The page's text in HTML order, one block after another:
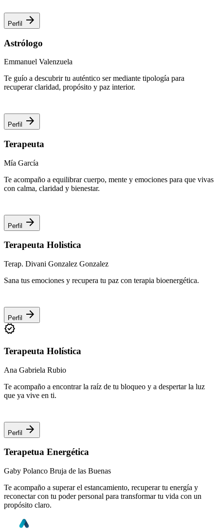
Perfil arrow_forward
Astrólogo
Emmanuel Valenzuela
Te guío a descubrir tu auténtico ser mediante tipología para
recuperar claridad, propósito y paz interior.
Perfil arrow_forward
Terapeuta
Mía García
Te acompaño a equilibrar cuerpo, mente y emociones para que vivas
con calma, claridad y bienestar.
Perfil arrow_forward
Terapeuta Holistica
Terap. Divani Gonzalez Gonzalez
Sana tus emociones y recupera tu paz con terapia bioenergética.
Perfil
arrow_forward
verified
Terapeuta Holística
Ana Gabriela Rubio
Te acompaño a encontrar la raíz de tu bloqueo y a despertar la luz
que ya vive en ti.
Perfil arrow_forward
Terapetua Energética
Gaby Polanco Bruja de las Buenas
Te acompaño a superar el estancamiento, recuperar tu energía y
reconectar con tu poder personal para transformar tu vida con un
propósito claro.